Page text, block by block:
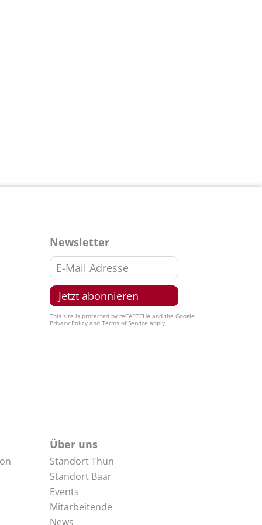
Newsletter
This site is protected by reCAPTCHA and the Google
Privacy Policyand Terms of Service apply.
Über uns
Standort Thun
Standort Baar
Events
Mitarbeitende
News